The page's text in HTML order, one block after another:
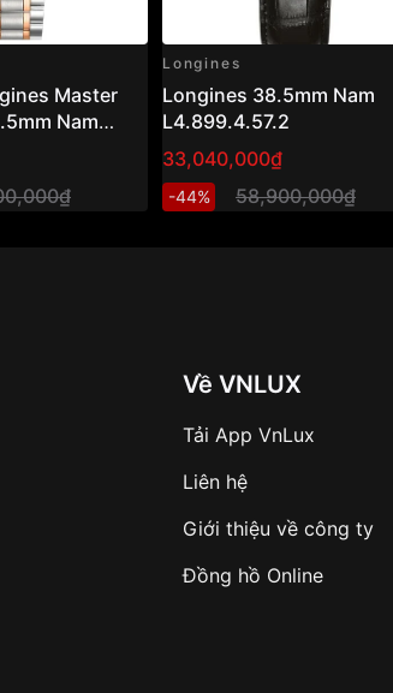
Master
Nam
Longines
Longines 38.5mm Nam
L4.899.4.57.2
33,040,000₫
-44% 58,900,000₫
Về VNLUX
Tải App VnLux
Liên hệ
Giới thiệu về công ty
Đồng hồ Online